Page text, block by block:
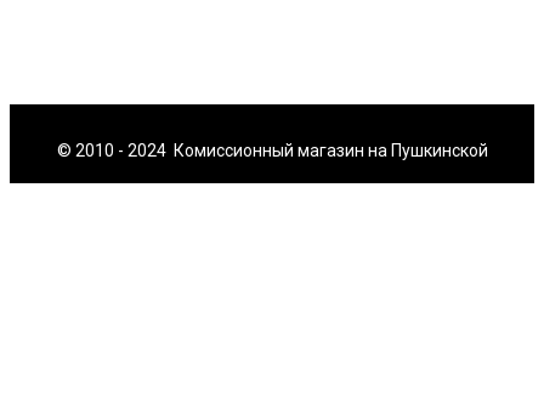
© 2010 - 2024 Комиссионный магазин на Пушкинской